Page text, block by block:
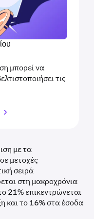
μπορεί να
τις
με τα
μετοχές
σειρά
στη μακροχρόνια
21% επικεντρώνεται
και το 16% στα έσοδα